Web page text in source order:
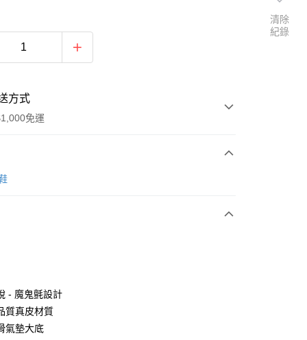
方式
免運
款
- 魔鬼氈設計
質真皮材質
氣墊大底
清除
紀錄